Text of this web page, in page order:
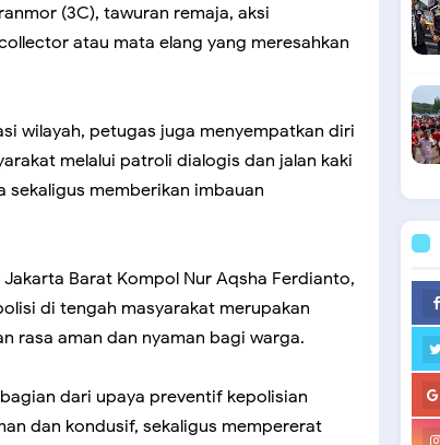
(3C), tawuran remaja, aksi
atau mata elang yang meresahkan
wilayah, petugas juga menyempatkan diri
melalui patroli dialogis dan jalan kaki
sekaligus memberikan imbauan
Barat Kompol Nur Aqsha Ferdianto,
di tengah masyarakat merupakan
rasa aman dan nyaman bagi warga.
dari upaya preventif kepolisian
dan kondusif, sekaligus mempererat